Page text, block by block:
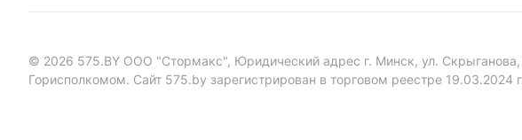
© 2026 575.BY ООО "Стормакс", Юридический адрес г. Минск, ул.
Горисполкомом. Сайт 575.by зарегистрирован в торговом реестре 19.03.2024